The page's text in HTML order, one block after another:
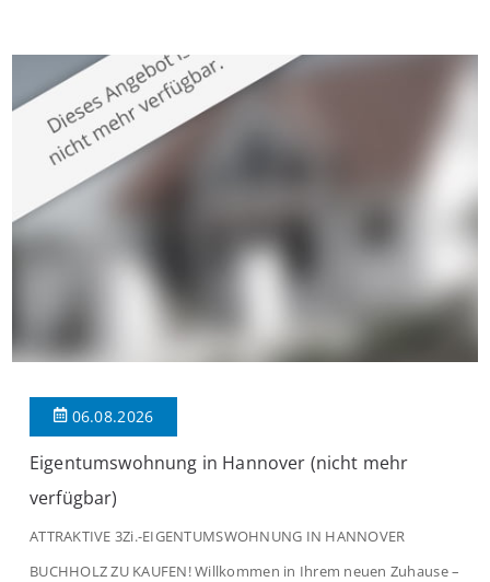
großzügige Räume und eine hochwertige Ausstattung, die
modernen Wohnkomfort mit einem stilvollen Ambiente
verbindet. Der […]
06.08.2026
Eigentumswohnung in Hannover (nicht mehr
verfügbar)
ATTRAKTIVE 3Zi.-EIGENTUMSWOHNUNG IN HANNOVER
BUCHHOLZ ZU KAUFEN! Willkommen in Ihrem neuen Zuhause –